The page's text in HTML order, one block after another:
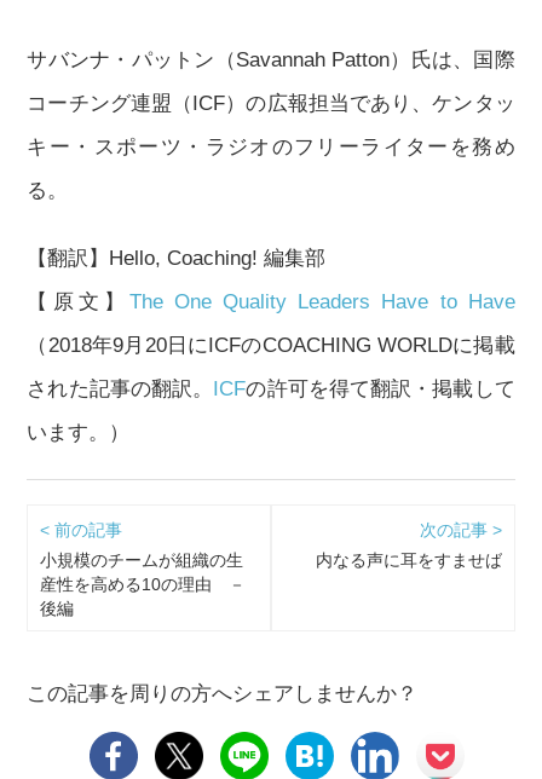
サバンナ・パットン（Savannah Patton）氏は、国際
コーチング連盟（ICF）の広報担当であり、ケンタッ
キー・スポーツ・ラジオのフリーライターを務め
る。
【翻訳】Hello, Coaching! 編集部
【原文】 The One Quality Leaders Have to Have
（2018年9月20日にICFのCOACHING WORLDに掲載
された記事の翻訳。 ICFの許可を得て翻訳・掲載して
います。）
< 前の記事
小規模のチームが組織の生
産性を高める10の理由 －
後編
次の記事 >
内なる声に耳をすませば
この記事を周りの方へシェアしませんか？